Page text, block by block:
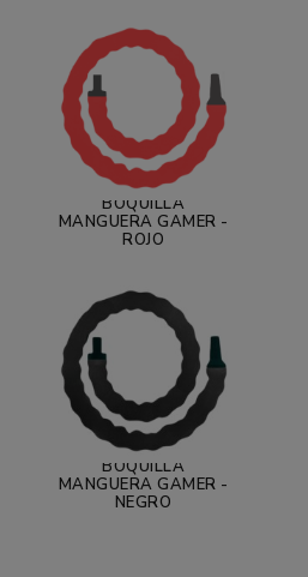
BOQUILLA
MANGUERA GAMER -
ROJO
BOQUILLA
MANGUERA GAMER -
NEGRO